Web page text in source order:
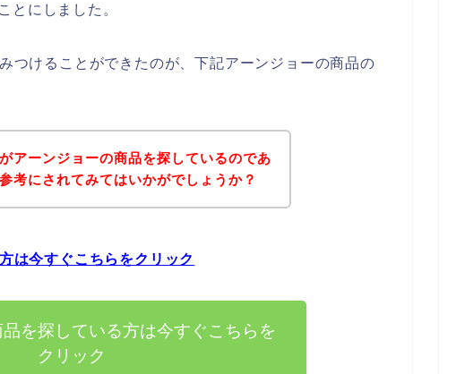
とにしました。
つけることができたのが、下記アーンジョーの商品の
アーンジョーの商品を探しているのであ
考にされてみてはいかがでしょうか？
は今すぐこちらをクリック
を探している方は今すぐこちらを
クリック